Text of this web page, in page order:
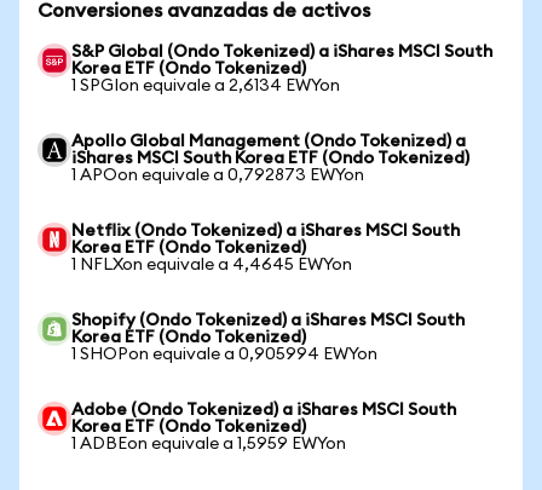
Conversiones avanzadas de activos
S&P Global (Ondo Tokenized) a iShares MSCI South
Korea ETF (Ondo Tokenized)
1 SPGIon equivale a 2,6134 EWYon
Apollo Global Management (Ondo Tokenized) a
iShares MSCI South Korea ETF (Ondo Tokenized)
1 APOon equivale a 0,792873 EWYon
Netflix (Ondo Tokenized) a iShares MSCI South
Korea ETF (Ondo Tokenized)
1 NFLXon equivale a 4,4645 EWYon
Shopify (Ondo Tokenized) a iShares MSCI South
Korea ETF (Ondo Tokenized)
1 SHOPon equivale a 0,905994 EWYon
Adobe (Ondo Tokenized) a iShares MSCI South
Korea ETF (Ondo Tokenized)
1 ADBEon equivale a 1,5959 EWYon